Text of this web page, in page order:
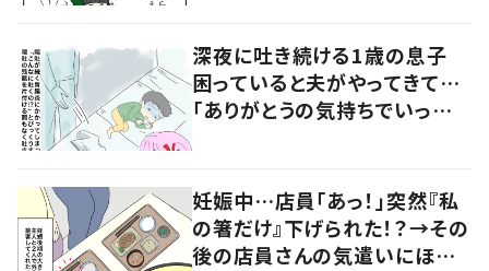
深夜に吐き続ける1歳の息子
困っていると夫がやってきて…
「ありがとうの気持ちでいっぱ
妊娠中…店員「あっ！」突然『私
の箸だけ』下げられた！？→その
後の店員さんの気遣いにほっこ